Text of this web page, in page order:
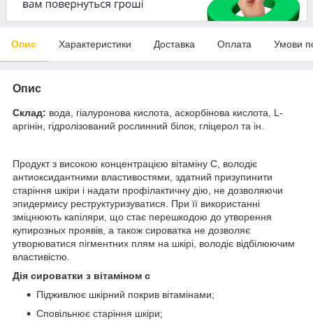
Опис Характеристики Доставка Оплата Умови
Опис
Склад: вода, гіалуронова кислота, аскорбінова кислота, L-
аргінін, гідролізований рослинний білок, гліцерол та ін.
Продукт з високою концентрацією вітаміну С, володіє
антиоксидантними властивостями, здатний призупинити
старіння шкіри і надати профілактичну дію, не дозволяючи
эпидермису реструктуризуватися. При її використанні
зміцнюють капіляри, що стає перешкодою до утворення
купирозных проявів, а також сироватка не дозволяє
утворюватися пігментних плям на шкірі, володіє відбілюючим
властивістю.
Дія сироватки з вітаміном с
Підживлює шкірний покрив вітамінами;
Сповільнює старіння шкіри;